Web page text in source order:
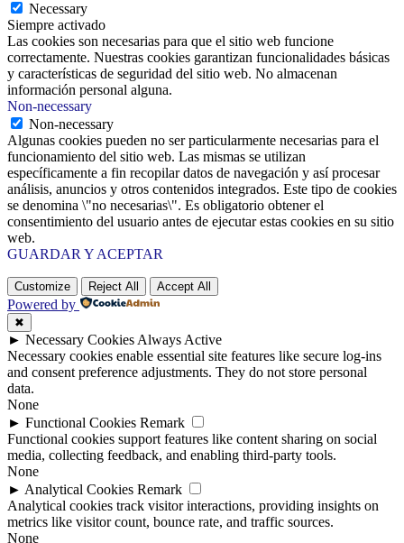
Necessary
Siempre activado
Las cookies son necesarias para que el sitio web funcione
correctamente. Nuestras cookies garantizan funcionalidades básicas
y características de seguridad del sitio web. No almacenan
información personal alguna.
Non-necessary
Non-necessary
Algunas cookies pueden no ser particularmente necesarias para el
funcionamiento del sitio web. Las mismas se utilizan
específicamente a fin recopilar datos de navegación y así procesar
análisis, anuncios y otros contenidos integrados. Este tipo de cookies
se denomina \"no necesarias\". Es obligatorio obtener el
consentimiento del usuario antes de ejecutar estas cookies en su sitio
web.
GUARDAR Y ACEPTAR
Customize Reject All Accept All
Powered by
✖
► Necessary Cookies Always Active
Necessary cookies enable essential site features like secure log-ins
and consent preference adjustments. They do not store personal
data.
None
► Functional Cookies Remark
Functional cookies support features like content sharing on social
media, collecting feedback, and enabling third-party tools.
None
► Analytical Cookies Remark
Analytical cookies track visitor interactions, providing insights on
metrics like visitor count, bounce rate, and traffic sources.
None